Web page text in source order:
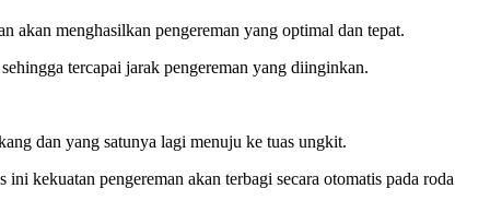
akan menghasilkan pengereman yang optimal dan tepat.
tercapai jarak pengereman yang diinginkan.
dan yang satunya lagi menuju ke tuas ungkit.
kekuatan pengereman akan terbagi secara otomatis pada roda